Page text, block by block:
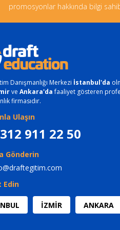
promosyonlar hakkında bilgi
Danışmanlığı Merkezi İstanbul'da
ve Ankara'dafaaliyet gösteren
firmasıdır.
Ulaşın
911 22 50
Gönderin
Edin
İZMİR ANKARA